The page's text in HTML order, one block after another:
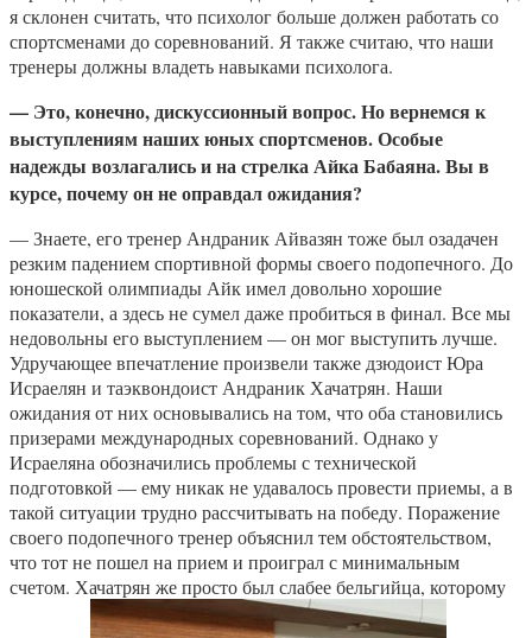
я склонен считать, что психолог больше должен работать со
спортсменами до соревнований. Я также считаю, что наши
тренеры должны владеть навыками психолога.
— Это, конечно, дискуссионный вопрос. Но вернемся к
выступлениям наших юных спортсменов. Особые
надежды возлагались и на стрелка Айка Бабаяна. Вы в
курсе, почему он не оправдал ожидания?
— Знаете, его тренер Андраник Айвазян тоже был озадачен
резким падением спортивной формы своего подопечного. До
юношеской олимпиады Айк имел довольно хорошие
показатели, а здесь не сумел даже пробиться в финал. Все мы
недовольны его выступлением — он мог выступить лучше.
Удручающее впечатление произвели также дзюдоист Юра
Исраелян и таэквондоист Андраник Хачатрян. Наши
ожидания от них основывались на том, что оба становились
призерами международных соревнований. Однако у
Исраеляна обозначились проблемы с технической
подготовкой — ему никак не удавалось провести приемы, а в
такой ситуации трудно рассчитывать на победу. Поражение
своего подопечного тренер объяснил тем обстоятельством,
что тот не пошел на прием и проиграл с минимальным
счетом. Хачатрян же просто был слабее бельгийца, которому